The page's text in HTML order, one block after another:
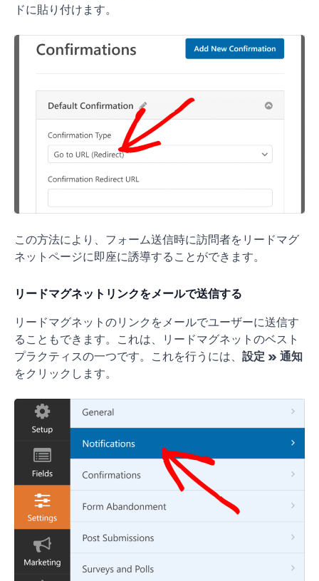
ドに貼り付けます。
この方法により、フォーム送信時に訪問者をリードマグ
ネットページに即座に誘導することができます。
リードマグネットリンクをメールで送信する
リードマグネットのリンクをメールでユーザーに送信す
ることもできます。これは、リードマグネットのベスト
プラクティスの一つです。これを行うには、 設定 » 通知
をクリックします。